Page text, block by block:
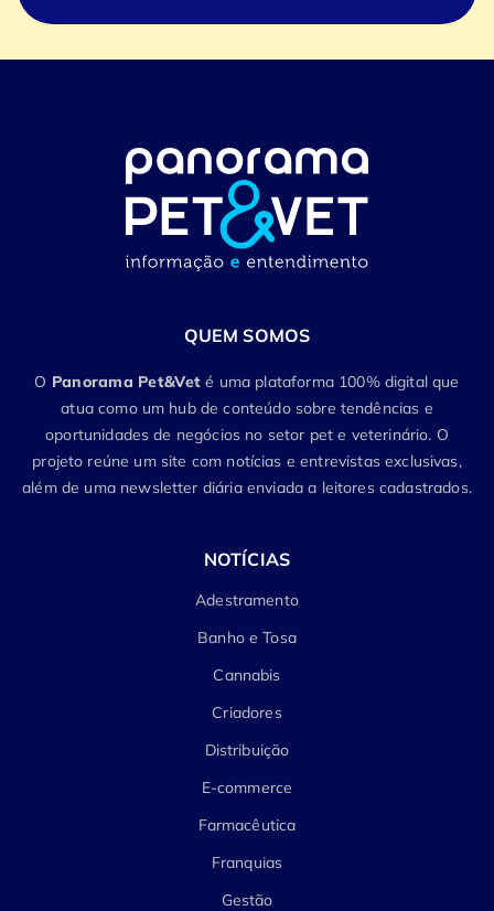
QUEM SOMOS
O Panorama Pet&Vet é uma plataforma 100% digital que
atua como um hub de conteúdo sobre tendências e
oportunidades de negócios no setor pet e veterinário. O
projeto reúne um site com notícias e entrevistas exclusivas,
além de uma newsletter diária enviada a leitores cadastrados.
NOTÍCIAS
Adestramento
Banho e Tosa
Cannabis
Criadores
Distribuição
E-commerce
Farmacêutica
Franquias
Gestão